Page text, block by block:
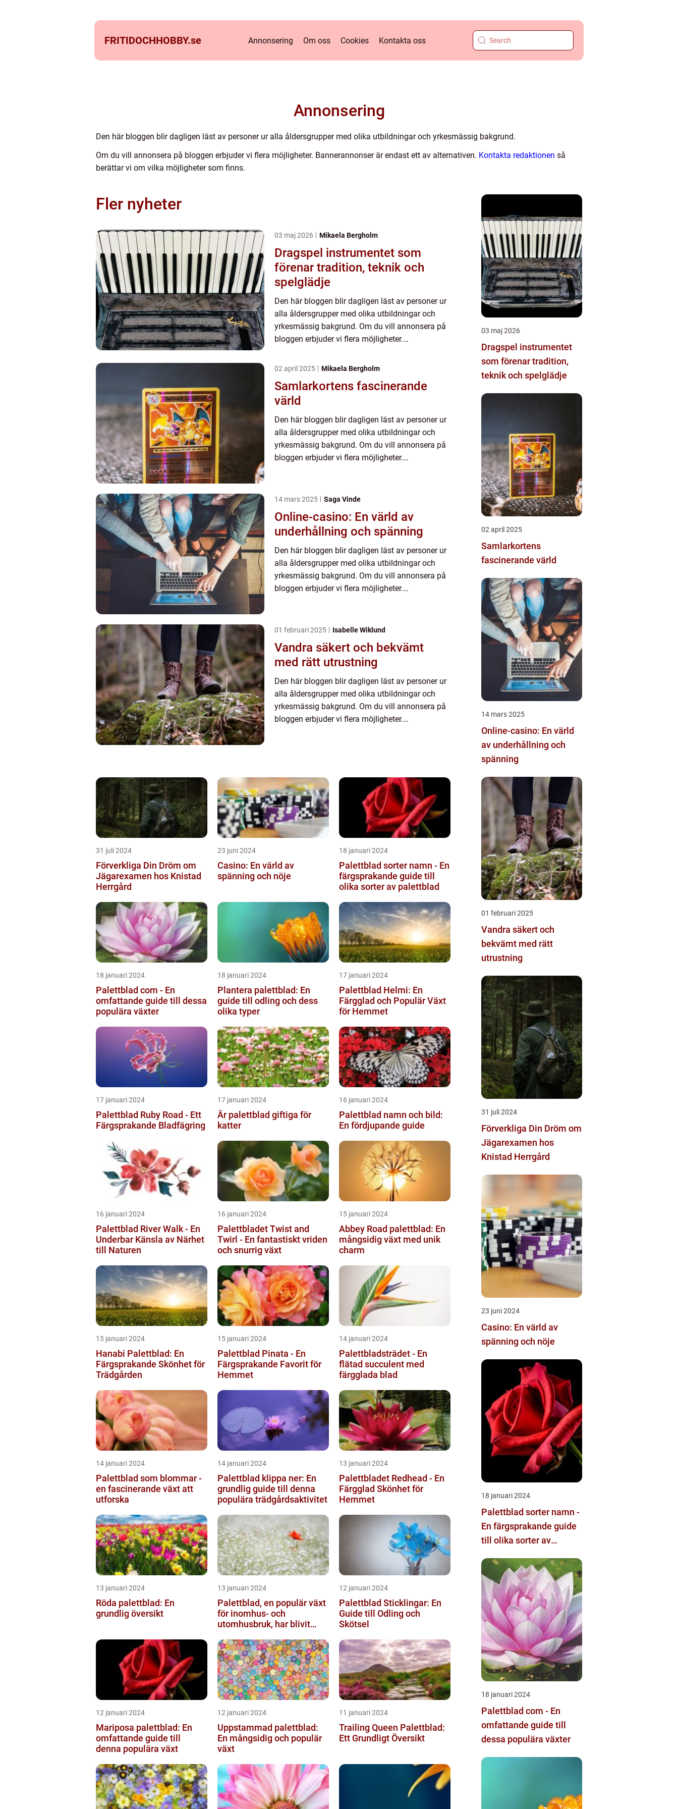
FRITIDOCHHOBBY.se Annonsering Om oss Cookies Kontakta oss
Annonsering
Den här bloggen blir dagligen läst av personer ur alla åldersgrupper med olika utbildningar och yrkesmässig bakgrund.
Om du vill annonsera på bloggen erbjuder vi flera möjligheter. Bannerannonser är endast ett av alternativen. Kontakta redaktionen så
berättar vi om vilka möjligheter som finns.
Fler nyheter
03 maj 2026 Mikaela Bergholm
Dragspel instrumentet som
förenar tradition, teknik och
spelglädje
Den här bloggen blir dagligen läst av personer ur
alla åldersgrupper med olika utbildningar och
yrkesmässig bakgrund. Om du vill annonsera på
bloggen erbjuder vi flera möjligheter.
Kontakta redaktionen så...
02 april 2025 Mikaela Bergholm
Samlarkortens fascinerande
värld
Den här bloggen blir dagligen läst av personer ur
alla åldersgrupper med olika utbildningar och
yrkesmässig bakgrund. Om du vill annonsera på
bloggen erbjuder vi flera möjligheter.
14 mars 2025 Saga Vinde
Online-casino: En värld av
underhållning och spänning
Den här bloggen blir dagligen läst av personer ur
alla åldersgrupper med olika utbildningar och
yrkesmässig bakgrund. Om du vill annonsera på
bloggen erbjuder vi flera möjligheter.
01 februari 2025 Isabelle Wiklund
Vandra säkert och bekvämt
med rätt utrustning
Den här bloggen blir dagligen läst av personer ur
alla åldersgrupper med olika utbildningar och
yrkesmässig bakgrund. Om du vill annonsera på
bloggen erbjuder vi flera möjligheter.
31 juli 2024
Förverkliga Din Dröm om
Jägarexamen hos Knistad
Herrgård
23 juni 2024
Casino: En värld av
spänning och nöje
18 januari 2024
Palettblad sorter namn - En
färgsprakande guide till
olika sorter av palettblad
18 januari 2024
Palettblad com - En
omfattande guide till dessa
populära växter
18 januari 2024
Plantera palettblad: En
guide till odling och dess
olika typer
17 januari 2024
Palettblad Helmi: En
Färgglad och Populär Växt
för Hemmet
17 januari 2024
Palettblad Ruby Road - Ett
Färgsprakande Bladfägring
17 januari 2024
Är palettblad giftiga för
katter
16 januari 2024
Palettblad namn och bild:
En fördjupande guide
16 januari 2024
Palettblad River Walk - En
Underbar Känsla av Närhet
till Naturen
16 januari 2024
Palettbladet Twist and
Twirl - En fantastiskt vriden
och snurrig växt
15 januari 2024
Abbey Road palettblad: En
mångsidig växt med unik
charm
15 januari 2024
Hanabi Palettblad: En
Färgsprakande Skönhet för
Trädgården
15 januari 2024
Palettblad Pinata - En
Färgsprakande Favorit för
Hemmet
14 januari 2024
Palettbladsträdet - En
flätad succulent med
färgglada blad
14 januari 2024
Palettblad som blommar -
en fascinerande växt att
utforska
14 januari 2024
Palettblad klippa ner: En
grundlig guide till denna
populära trädgårdsaktivitet
13 januari 2024
Palettbladet Redhead - En
Färgglad Skönhet för
Hemmet
13 januari 2024
Röda palettblad: En
grundlig översikt
13 januari 2024
Palettblad, en populär växt
för inomhus- och
utomhusbruk, har blivit
trädg...
12 januari 2024
Palettblad Sticklingar: En
Guide till Odling och
Skötsel
12 januari 2024
Mariposa palettblad: En
omfattande guide till
denna populära växt
12 januari 2024
Uppstammad palettblad:
En mångsidig och populär
växt
11 januari 2024
Trailing Queen Palettblad:
Ett Grundligt Översikt
03 maj 2026
Dragspel instrumentet
som förenar tradition,
teknik och spelglädje
02 april 2025
Samlarkortens
fascinerande värld
14 mars 2025
Online-casino: En värld
av underhållning och
spänning
01 februari 2025
Vandra säkert och
bekvämt med rätt
utrustning
31 juli 2024
Förverkliga Din Dröm om
Jägarexamen hos
Knistad Herrgård
23 juni 2024
Casino: En värld av
spänning och nöje
18 januari 2024
Palettblad sorter namn -
En färgsprakande guide
till olika sorter av
18 januari 2024
Palettblad com - En
omfattande guide till
dessa populära växter